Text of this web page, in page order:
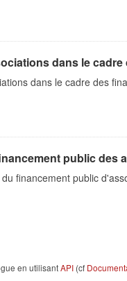
dans le
dans le cadre des
public des
financement public
en utilisantAPI (cf